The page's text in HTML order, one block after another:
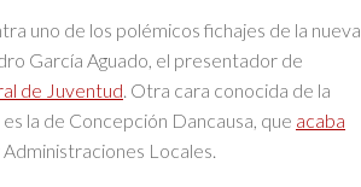
uno de los polémicos fichajes de la nueva
García Aguado, el presentador de
de Juventud. Otra cara conocida de la
la de Concepción Dancausa, que acaba
Administraciones Locales.